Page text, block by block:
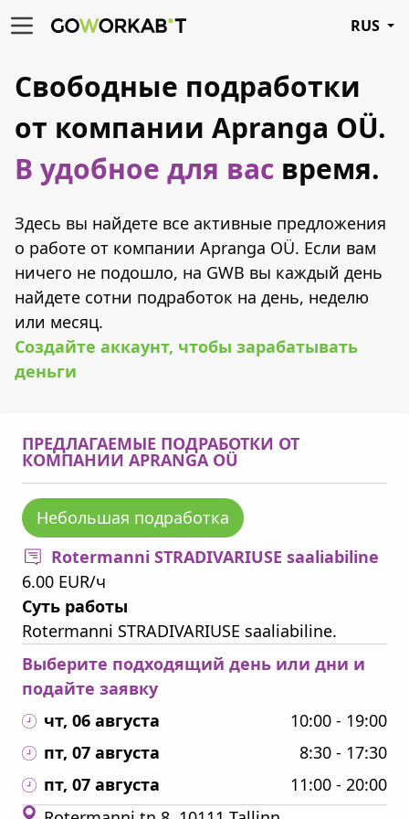
RUS
Свободные подработки
от компании Apranga OÜ.
В удобное для вас время.
Здесь вы найдете все активные предложения
о работе от компании Apranga OÜ. Если вам
ничего не подошло, на GWB вы каждый день
найдете сотни подработок на день, неделю
или месяц.
Создайте аккаунт, чтобы зарабатывать
деньги
ПРЕДЛАГАЕМЫЕ ПОДРАБОТКИ ОТ
КОМПАНИИ APRANGA OÜ
Небольшая подработка
Rotermanni STRADIVARIUSE saaliabiline
6.00 EUR/ч
Суть работы
Rotermanni STRADIVARIUSE saaliabiline.
Выберите подходящий день или дни и
подайте заявку
чт, 06 августа
10:00 - 19:00
пт, 07 августа
8:30 - 17:30
пт, 07 августа
11:00 - 20:00